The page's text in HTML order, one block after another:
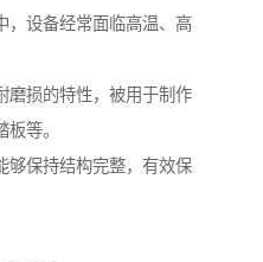
，设备经常面临高温、高
磨损的特性，被用于制作
等。
够保持结构完整，有效保